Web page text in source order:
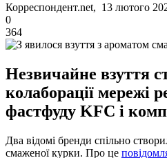
Корреспондент.net, 13 лютого
0
364
Незвичайне взуття
колаборації мережі
фастфуду KFC і
Два відомі бренди спільно
смаженої курки. Про це